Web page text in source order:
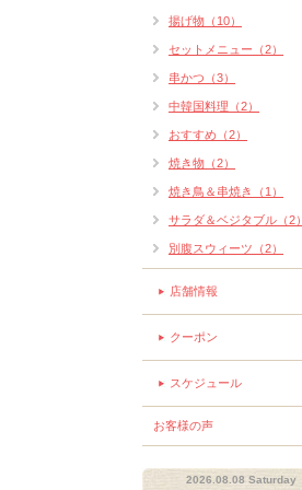
揚げ物（10）
セットメニュー（2）
串かつ（3）
中韓国料理（2）
おすすめ（2）
焼き物（2）
焼き鳥＆串焼き（1）
サラダ＆ベジタブル（2）
別腹スウィーツ（2）
店舗情報
クーポン
スケジュール
お客様の声
2026.08.08 Saturday